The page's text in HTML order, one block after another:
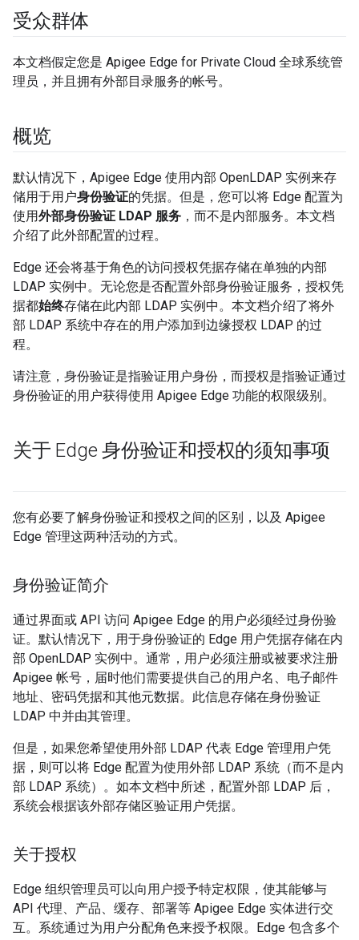
受众群体
本文档假定您是 Apigee Edge for Private Cloud 全球系统管
理员，并且拥有外部目录服务的帐号。
概览
默认情况下，Apigee Edge 使用内部 OpenLDAP 实例来存
储用于用户身份验证的凭据。但是，您可以将 Edge 配置为
使用外部身份验证 LDAP 服务 ，而不是内部服务。本文档
介绍了此外部配置的过程。
Edge 还会将基于角色的访问授权凭据存储在单独的内部
LDAP 实例中。 无论您是否配置外部身份验证服务，授权凭
据都始终存储在此内部 LDAP 实例中。本文档介绍了将外
部 LDAP 系统中存在的用户添加到边缘授权 LDAP 的过
程。
请注意，身份验证是指验证用户身份，而授权是指验证通过
身份验证的用户获得使用 Apigee Edge 功能的权限级别。
关于 Edge 身份验证和授权的须知事项
您有必要了解身份验证和授权之间的区别，以及 Apigee
Edge 管理这两种活动的方式。
身份验证简介
通过界面或 API 访问 Apigee Edge 的用户必须经过身份验
证。默认情况下，用于身份验证的 Edge 用户凭据存储在内
部 OpenLDAP 实例中。通常，用户必须注册或被要求注册
Apigee 帐号，届时他们需要提供自己的用户名、电子邮件
地址、密码凭据和其他元数据。此信息存储在身份验证
LDAP 中并由其管理。
但是，如果您希望使用外部 LDAP 代表 Edge 管理用户凭
据，则可以将 Edge 配置为使用外部 LDAP 系统（而不是内
部 LDAP 系统）。如本文档中所述，配置外部 LDAP 后，
系统会根据该外部存储区验证用户凭据。
关于授权
Edge 组织管理员可以向用户授予特定权限，使其能够与
API 代理、产品、缓存、部署等 Apigee Edge 实体进行交
互。系统通过为用户分配角色来授予权限。Edge 包含多个